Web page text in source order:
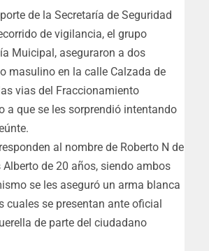
de la Secretaría de Seguridad
de vigilancia, el grupo
Muicipal, aseguraron a dos
masulino en la calle Calzada de
vias del Fraccionamiento
a que se les sorprendió intentando
al nombre de Roberto N de
de 20 años, siendo ambos
se les aseguró un arma blanca
cuales se presentan ante oficial
de parte del ciudadano